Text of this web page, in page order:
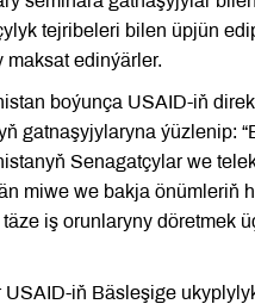
tejribeleri bilen üpjün
maksat edinýärler.
boýunça USAID-iň
gatnaşyjylaryna ýüzlenip:
Senagatçylar we
miwe we bakja önümleriň
iş orunlaryny döretmek
USAID-iň Bäsleşige